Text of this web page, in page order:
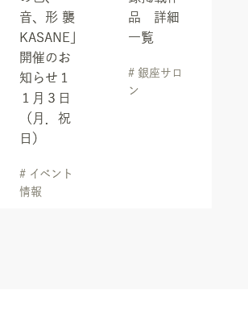
音、形 襲
KASANE」
開催のお
知らせ１
１月３日
（月．祝
日）
# イベント
情報
品 詳細
一覧
# 銀座サロ
ン